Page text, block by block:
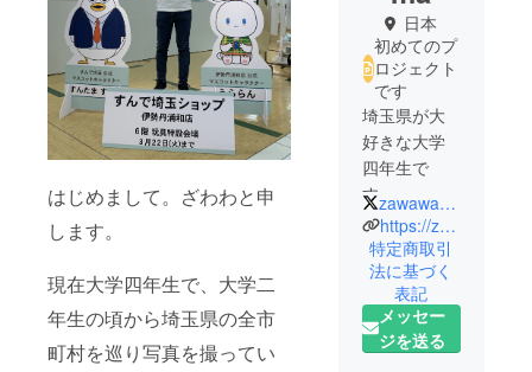
はじめまして。ざわわと申
します。
現在大学四年生で、大学二
年生の頃から埼玉県の全市
町村を巡り写真を撮ってい
日本
初めてのプ
ロジェクト
です
埼玉県が大
好きな大学
四年生で
す。
大学二年生
の頃から埼
玉県に焦点
を当てて写
真を撮り続
zawawa_saitama
https://zawawa-saitama.booth.pm/
特定商取引
法に基づく
表記
メッセー
ジを送る